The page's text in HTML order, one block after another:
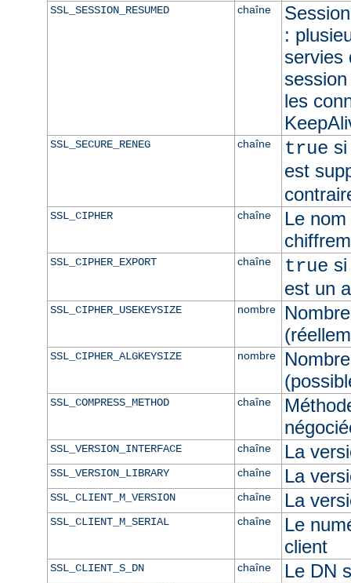
SSL_SESSION_RESUMED chaîne
:
servies
les
SSL_SECURE_RENEG chaîne true
est
SSL_CIPHER chaîne
Le
SSL_CIPHER_EXPORT chaîne true
est un
SSL_CIPHER_USEKEYSIZE nombre
SSL_CIPHER_ALGKEYSIZE nombre
SSL_COMPRESS_METHOD chaîne
SSL_VERSION_INTERFACE chaîne La
SSL_VERSION_LIBRARY chaîne La
SSL_CLIENT_M_VERSION chaîne La
SSL_CLIENT_M_SERIAL chaîne
Le
client
SSL_CLIENT_S_DN chaîne Le DN